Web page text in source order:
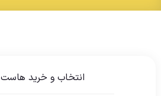
انتخاب و خرید هاست Host